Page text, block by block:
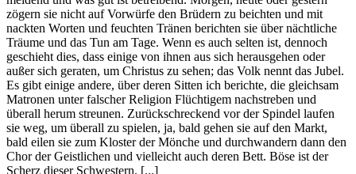
zögern sie nicht auf Vorwürfe den Brüdern zu beichten und mit
nackten Worten und feuchten Tränen berichten sie über nächtliche
Träume und das Tun am Tage. Wenn es auch selten ist, dennoch
geschieht dies, dass einige von ihnen aus sich herausgehen oder
außer sich geraten, um Christus zu sehen; das Volk nennt das Jubel.
Es gibt einige andere, über deren Sitten ich berichte, die gleichsam
Matronen unter falscher Religion Flüchtigem nachstreben und
überall herum streunen. Zurückschreckend vor der Spindel laufen
sie weg, um überall zu spielen, ja, bald gehen sie auf den Markt,
bald eilen sie zum Kloster der Mönche und durchwandern dann den
Chor der Geistlichen und vielleicht auch deren Bett. Böse ist der
Scherz dieser Schwestern. [...]